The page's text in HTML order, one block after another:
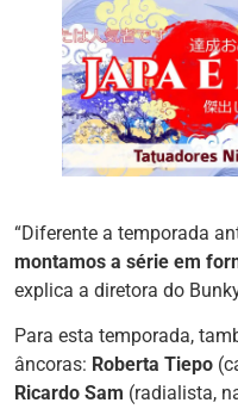
“Diferente a temporada
montamos a série em
explica a diretora do
Para esta temporada,
âncoras: Roberta Tiepo
Ricardo Sam (radialista,